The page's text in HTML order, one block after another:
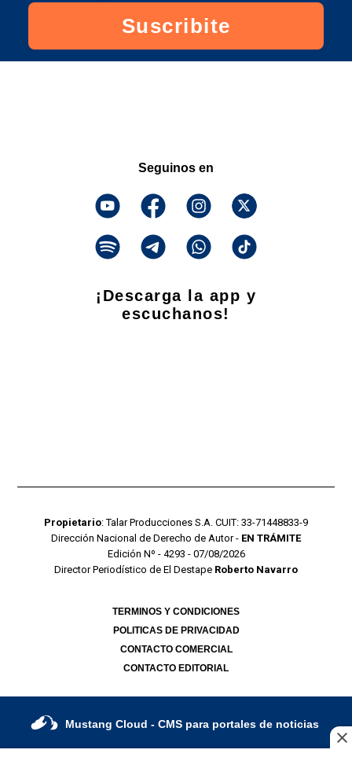
Suscribite
Seguinos en
¡Descarga la app y
escuchanos!
Propietario: Talar Producciones S.A. CUIT: 33-71448833-9
Dirección Nacional de Derecho de Autor - EN TRÁMITE
Edición Nº - 4293 - 07/08/2026
Director Periodístico de El Destape Roberto Navarro
TERMINOS Y CONDICIONES
POLITICAS DE PRIVACIDAD
CONTACTO COMERCIAL
CONTACTO EDITORIAL
Mustang Cloud - CMS para portales de noticias